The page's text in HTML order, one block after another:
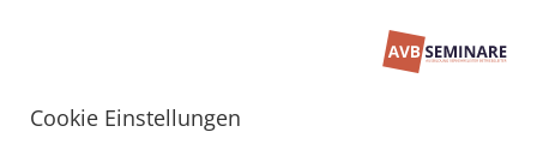
Cookie Einstellungen
Seminarbuchung